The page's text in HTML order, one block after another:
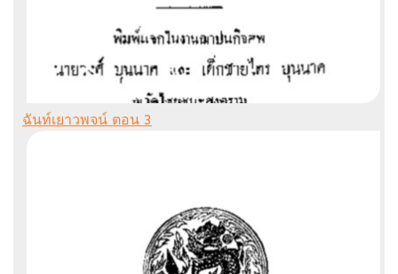
ฉันท์เยาวพจน์ ตอน 3